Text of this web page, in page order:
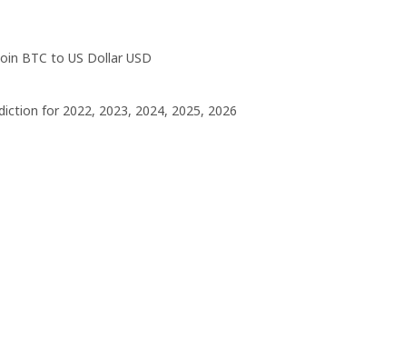
BTC to US Dollar USD
for 2022, 2023, 2024, 2025, 2026